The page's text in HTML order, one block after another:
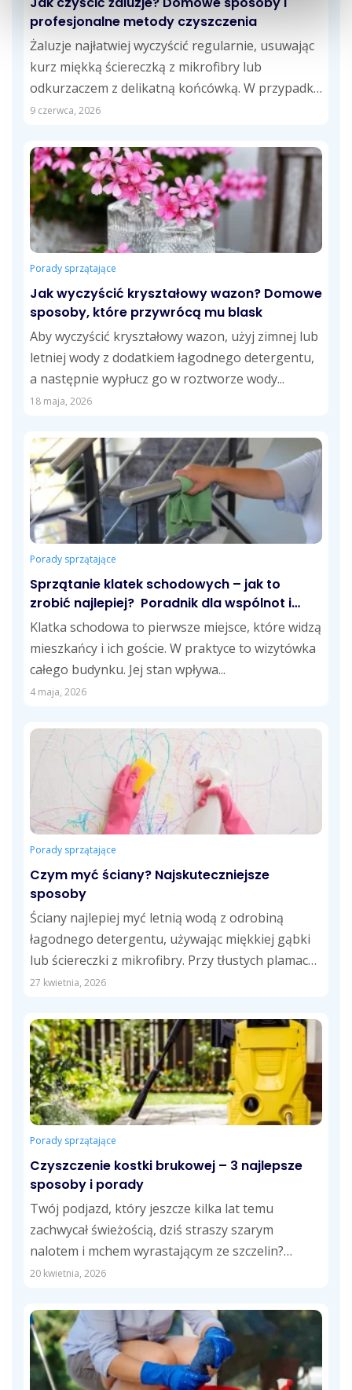
profesjonalne metody czyszczenia
Żaluzje najłatwiej wyczyścić regularnie, usuwając
kurz miękką ściereczką z mikrofibry lub
odkurzaczem z delikatną końcówką. W przypadku
tłustych zabrudzeń skuteczne...
9 czerwca, 2026
Porady sprzątające
Jak wyczyścić kryształowy wazon? Domowe
sposoby, które przywrócą mu blask
Aby wyczyścić kryształowy wazon, użyj zimnej lub
letniej wody z dodatkiem łagodnego detergentu,
a następnie wypłucz go w roztworze wody...
18 maja, 2026
Porady sprzątające
Sprzątanie klatek schodowych – jak to
zrobić najlepiej? Poradnik dla wspólnot i
zarządców
Klatka schodowa to pierwsze miejsce, które widzą
mieszkańcy i ich goście. W praktyce to wizytówka
całego budynku. Jej stan wpływa...
4 maja, 2026
Porady sprzątające
Czym myć ściany? Najskuteczniejsze
sposoby
Ściany najlepiej myć letnią wodą z odrobiną
łagodnego detergentu, używając miękkiej gąbki
lub ściereczki z mikrofibry. Przy tłustych plamach
sprawdzi...
27 kwietnia, 2026
Porady sprzątające
Czyszczenie kostki brukowej – 3 najlepsze
sposoby i porady
Twój podjazd, który jeszcze kilka lat temu
zachwycał świeżością, dziś straszy szarym
nalotem i mchem wyrastającym ze szczelin?
Doskonale rozumiemy...
20 kwietnia, 2026